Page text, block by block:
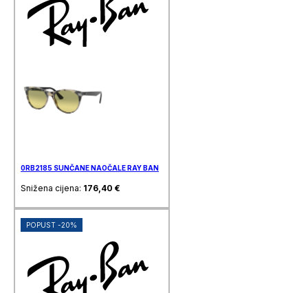
0RB2185 SUNČANE NAOČALE RAY BAN
Snižena cijena: 176,40 €
POPUST -20%